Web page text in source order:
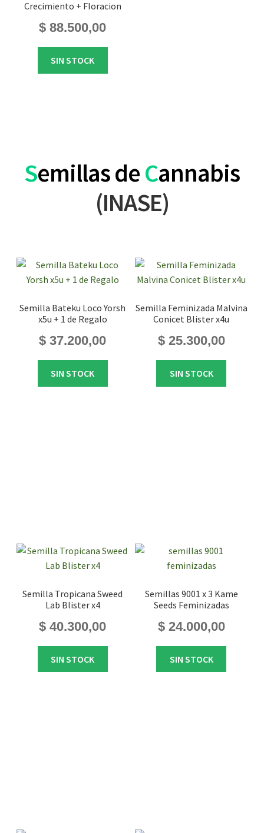
Crecimiento + Floracion
$ 88.500,00
SIN STOCK
Semillas deCannabis
(INASE)
Semilla Bateku Loco Yorsh
x5u + 1 de Regalo
$ 37.200,00
SIN STOCK
Semilla Feminizada Malvina
Conicet Blister x4u
$25.300,00
SIN STOCK
Semilla Tropicana Sweed
Lab Blister x4
$ 40.300,00
SIN STOCK
Semillas 9001 x 3 Kame
Seeds Feminizadas
$24.000,00
SIN STOCK